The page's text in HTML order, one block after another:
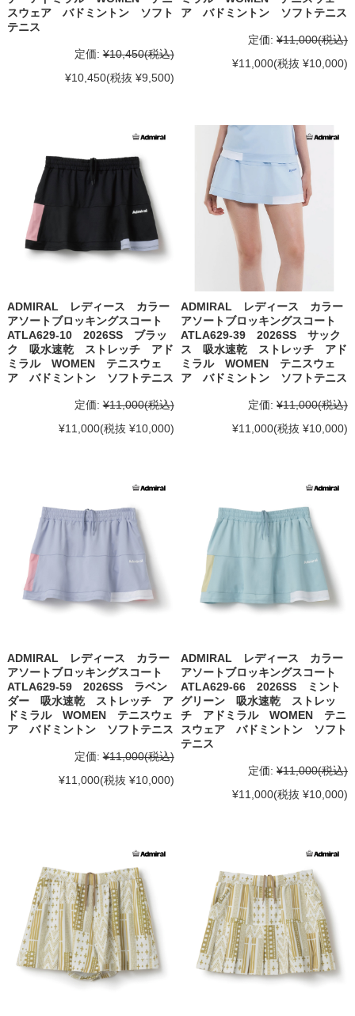
スウェア バドミントン ソフト
テニス
定価: ¥10,450(税込)
¥10,450(税抜 ¥9,500)
ア バドミントン ソフトテニス
定価: ¥11,000(税込)
¥11,000(税抜 ¥10,000)
ADMIRAL レディース カラー
アソートブロッキングスコート
ATLA629-10 2026SS ブラッ
ク 吸水速乾 ストレッチ アド
ミラル WOMEN テニスウェ
ア バドミントン ソフトテニス
定価: ¥11,000(税込)
¥11,000(税抜 ¥10,000)
ADMIRAL レディース カラー
アソートブロッキングスコート
ATLA629-39 2026SS サック
ス 吸水速乾 ストレッチ アド
ミラル WOMEN テニスウェ
ア バドミントン ソフトテニス
定価: ¥11,000(税込)
¥11,000(税抜 ¥10,000)
ADMIRAL レディース カラー
アソートブロッキングスコート
ATLA629-59 2026SS ラベン
ダー 吸水速乾 ストレッチ ア
ドミラル WOMEN テニスウェ
ア バドミントン ソフトテニス
定価: ¥11,000(税込)
¥11,000(税抜 ¥10,000)
ADMIRAL レディース カラー
アソートブロッキングスコート
ATLA629-66 2026SS ミント
グリーン 吸水速乾 ストレッ
チ アドミラル WOMEN テニ
スウェア バドミントン ソフト
テニス
定価: ¥11,000(税込)
¥11,000(税抜 ¥10,000)